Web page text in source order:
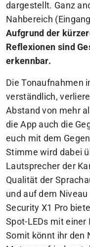
dargestellt. Ganz
Nahbereich
Aufgrund der
Reflexionen sind
erkennbar.
Die Tonaufnahmen
verständlich,
Abstand von mehr
die App auch die
euch mit dem
Stimme wird dabei
Lautsprecher der
Qualität der
und auf dem
Security X1 Pro
Spot-LEDs mit
Somit könnt ihr den